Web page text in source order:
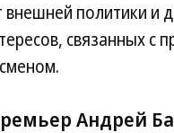
политики и
связанных
Андрей